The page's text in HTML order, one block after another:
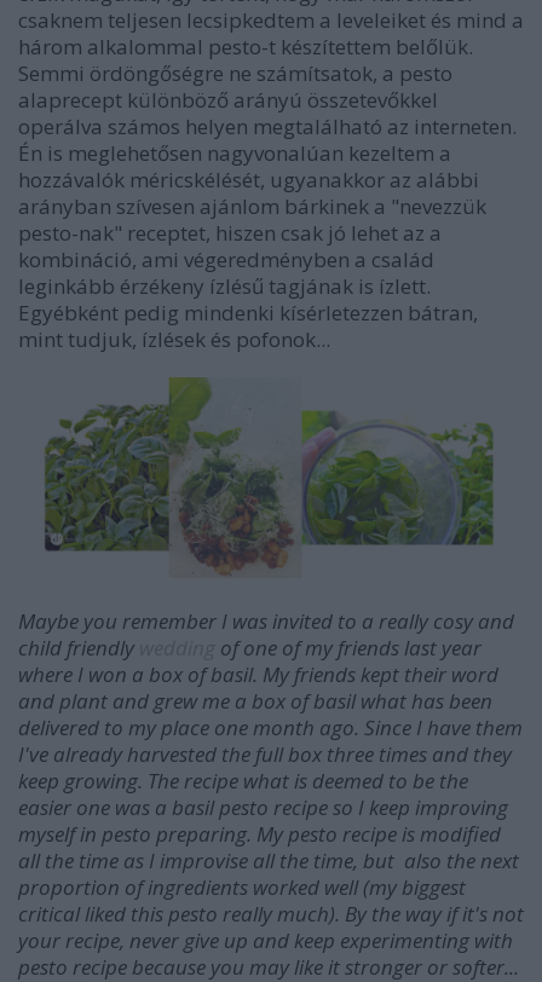
csaknem teljesen lecsipkedtem a leveleiket és mind a
három alkalommal pesto-t készítettem belőlük.
Semmi ördöngőségre ne számítsatok, a pesto
alaprecept különböző arányú összetevőkkel
operálva számos helyen megtalálható az interneten.
Én is meglehetősen nagyvonalúan kezeltem a
hozzávalók méricskélését, ugyanakkor az alábbi
arányban szívesen ajánlom bárkinek a "nevezzük
pesto-nak" receptet, hiszen csak jó lehet az a
kombináció, ami végeredményben a család
leginkább érzékeny ízlésű tagjának is ízlett.
Egyébként pedig mindenki kísérletezzen bátran,
mint tudjuk, ízlések és pofonok...
Maybe you remember I was invited to a really cosy and
child friendly
of one of my friends last year
where I won a box of basil. My friends kept their word
and plant and grew me a box of basil what has been
delivered to my place one month ago. Since I have them
I've already harvested the full box three times and they
keep growing. The recipe what is deemed to be the
easier one was a basil pesto recipe so I keep improving
myself in pesto preparing. My pesto recipe is modified
all the time as I improvise all the time, but also the next
proportion of ingredients worked well (my biggest
critical liked this pesto really much). By the way if it's not
your recipe, never give up and keep experimenting with
pesto recipe because you may like it stronger or softer...